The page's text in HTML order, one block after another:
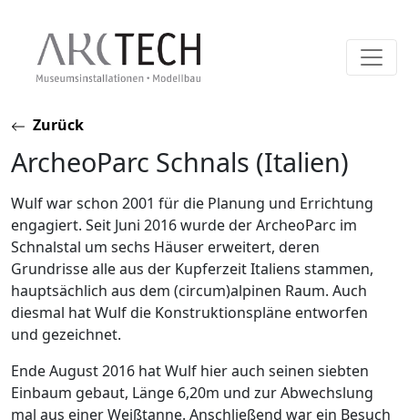
Skip
content
Zurück
ArcheoParc Schnals (Italien)
Wulf war schon 2001 für die Planung und Errichtung
engagiert. Seit Juni 2016 wurde der ArcheoParc im
Schnalstal um sechs Häuser erweitert, deren
Grundrisse alle aus der Kupferzeit Italiens stammen,
hauptsächlich aus dem (circum)alpinen Raum. Auch
diesmal hat Wulf die Konstruktionspläne entworfen
und gezeichnet.
Ende August 2016 hat Wulf hier auch seinen siebten
Einbaum gebaut, Länge 6,20m und zur Abwechslung
mal aus einer Weißtanne. Anschließend war ein Besuch